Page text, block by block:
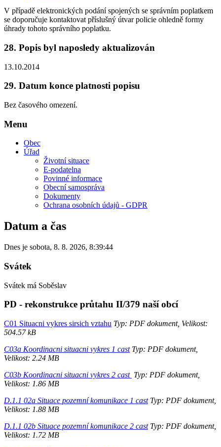
V případě elektronických podání spojených se správním poplatkem
se doporučuje kontaktovat příslušný útvar policie ohledně formy
úhrady tohoto správního poplatku.
28. Popis byl naposledy aktualizován
13.10.2014
29. Datum konce platnosti popisu
Bez časového omezení.
Menu
Obec
Úřad
Životní situace
E-podatelna
Povinné informace
Obecní samospráva
Dokumenty
Ochrana osobních údajů - GDPR
Datum a čas
Dnes je sobota, 8. 8. 2026, 8:39:44
Svátek
Svátek má Soběslav
PD - rekonstrukce průtahu II/379 naší obcí
C01 Situacni vykres sirsich vztahu Typ: PDF dokument, Velikost:
504.57 kB
C03a Koordinacni situacni vykres 1 castTyp: PDF dokument,
Velikost: 2.24 MB
C03b Koordinacni situacni vykres 2 cast Typ: PDF dokument,
Velikost: 1.86 MB
D.1.1 02a Situace pozemní komunikace 1 castTyp: PDF dokument,
Velikost: 1.88 MB
D.1.1 02b Situace pozemní komunikace 2 castTyp: PDF dokument,
Velikost: 1.72 MB